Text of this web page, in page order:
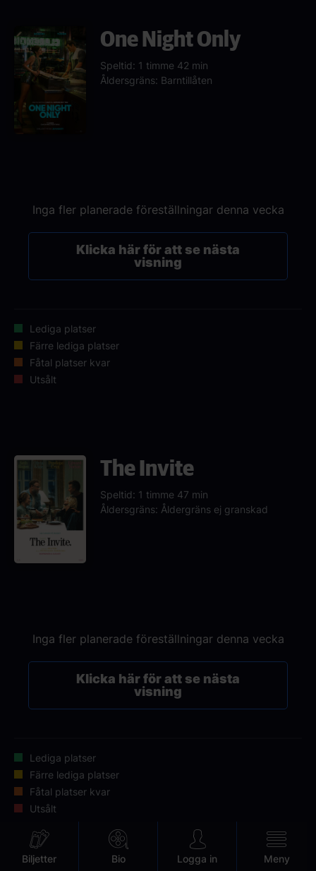
Mobile
Biljetter Bio Logga in Meny
One Night Only
Speltid: 1 timme 42 min
Åldersgräns: Barntillåten
Inga fler planerade föreställningar denna vecka
Klicka här för att se nästa
visning
Lediga platser
Färre lediga platser
Fåtal platser kvar
Utsålt
The Invite
Speltid: 1 timme 47 min
Åldersgräns: Åldergräns ej granskad
Inga fler planerade föreställningar denna vecka
Klicka här för att se nästa
visning
Lediga platser
Färre lediga platser
Fåtal platser kvar
Utsålt